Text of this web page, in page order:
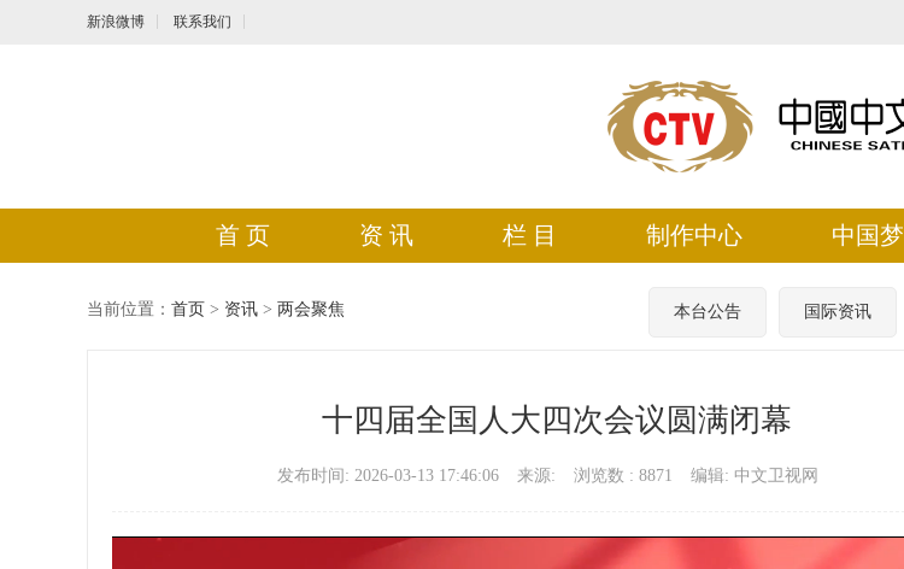
新浪微博 联系我们
首 页 资 讯 栏 目 制作中心 中国梦
当前位置： 首页 > 资讯 > 两会聚焦 本台公告 国际资讯
十四届全国人大四次会议圆满闭幕
发布时间: 2026-03-13 17:46:06 来源: 浏览数 : 8871 编辑: 中文卫视网